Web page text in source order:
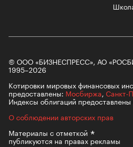
© ООО «БИЗНЕСПРЕСС», АО
1995–2026
Котировки мировых финансовых
предоставлены: Мосбиржа, Санкт-
Индексы облигаций
О соблюдении авторских прав
Материалы сотметкой
публикуются на правах рекламы